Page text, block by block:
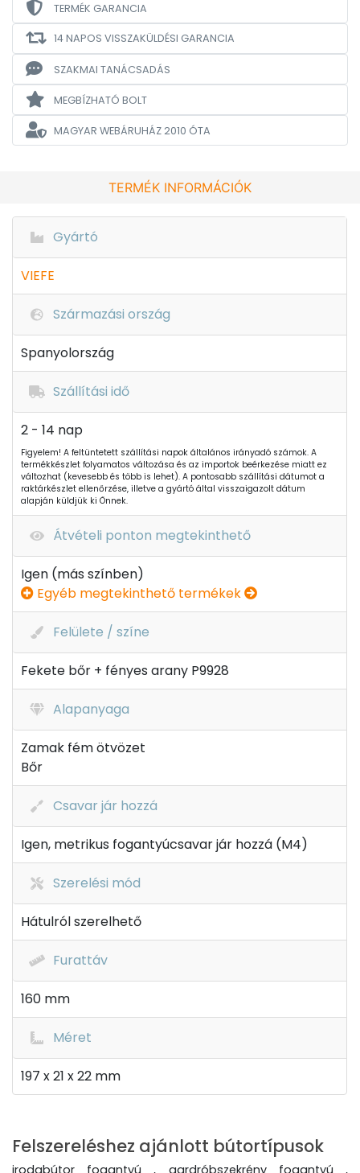
TERMÉK GARANCIA
14 NAPOS VISSZAKÜLDÉSI GARANCIA
SZAKMAI TANÁCSADÁS
MEGBÍZHATÓ BOLT
MAGYAR WEBÁRUHÁZ2010 ÓTA
TERMÉK INFORMÁCIÓK
Gyártó
VIEFE
Származási ország
Spanyolország
Szállítási idő
2 - 14 nap
Figyelem! A feltüntetett szállítási napok általános irányadó számok. A
termékkészlet folyamatos változása és az importok beérkezése miatt ez
változhat (kevesebb és több is lehet). A pontosabb szállítási dátumot a
raktárkészlet ellenőrzése, illetve a gyártó által visszaigazolt dátum
alapján küldjük ki Önnek.
Átvételi ponton megtekinthető
Igen (más színben)
Egyéb megtekinthető termékek
Felülete / színe
Fekete bőr + fényes arany P9928
Alapanyaga
Zamak fém ötvözet
Bőr
Csavar jár hozzá
Igen, metrikus fogantyúcsavar jár hozzá (M4)
Szerelési mód
Hátulról szerelhető
Furattáv
160 mm
Méret
197 x 21 x 22 mm
Felszereléshez ajánlott bútortípusok
irodabútor fogantyú , gardróbszekrény fogantyú ,